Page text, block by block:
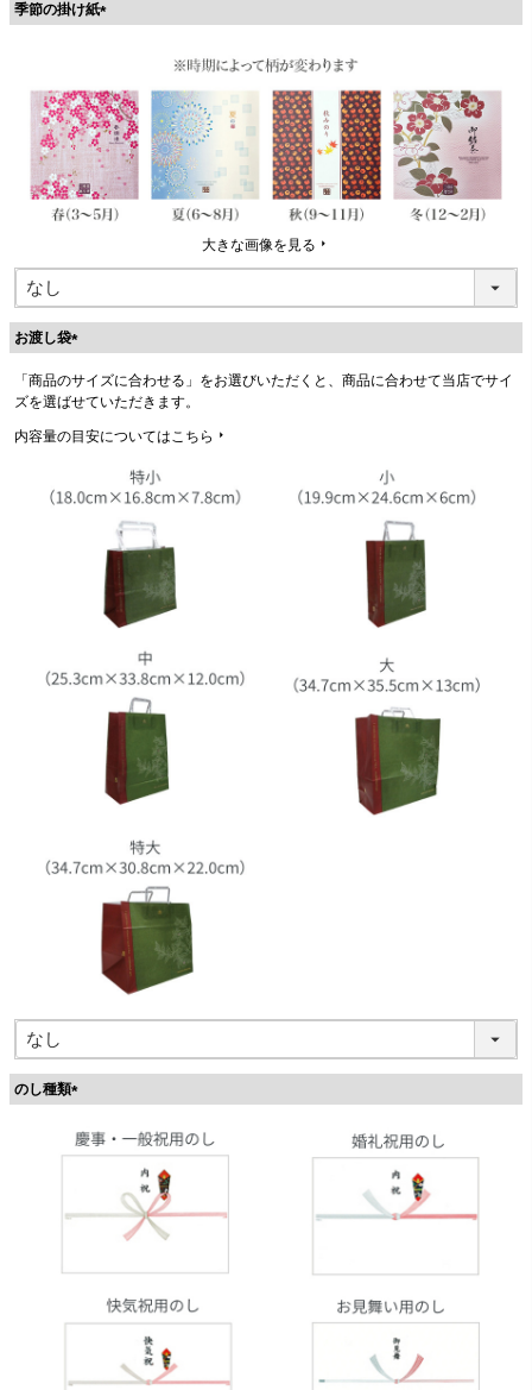
季節の掛け紙
)
大きな画像を見る
お渡し袋
必
須
)
「商品のサイズに合わせる」をお選びいただくと、商品に合わせて当店でサイ
ズを選ばせていただきます。
内容量の目安についてはこちら
のし種類
必
須